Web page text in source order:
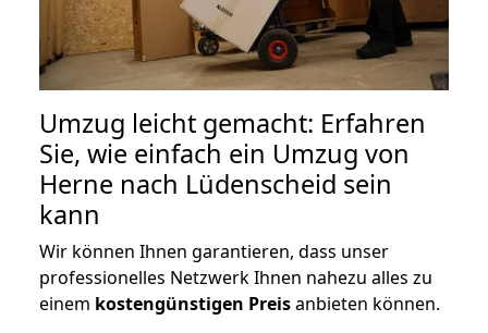
Umzug leicht gemacht: Erfahren
Sie, wie einfach ein Umzug von
Herne nach Lüdenscheid sein
kann
Wir können Ihnen garantieren, dass unser
professionelles Netzwerk Ihnen nahezu alles zu
einem kostengünstigen Preisanbieten können.